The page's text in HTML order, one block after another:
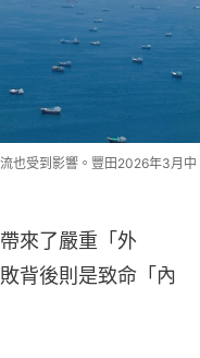
也受到影響。豐田2026年3月中
來了嚴重「外
背後則是致命「內